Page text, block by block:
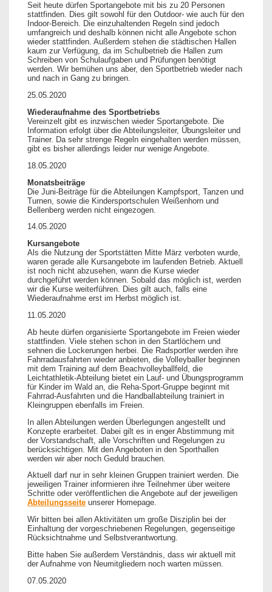
Seit heute dürfen Sportangebote mit bis zu 20 Personen
stattfinden. Dies gilt sowohl für den Outdoor- wie auch für den
Indoor-Bereich. Die einzuhaltenden Regeln sind jedoch
umfangreich und deshalb können nicht alle Angebote schon
wieder stattfinden. Außerdem stehen die städtischen Hallen
kaum zur Verfügung, da im Schulbetrieb die Hallen zum
Schreiben von Schulaufgaben und Prüfungen benötigt
werden. Wir bemühen uns aber, den Sportbetrieb wieder nach
und nach in Gang zu bringen.
25.05.2020
Wiederaufnahme des Sportbetriebs
Vereinzelt gibt es inzwischen wieder Sportangebote. Die
Information erfolgt über die Abteilungsleiter, Übungsleiter und
Trainer. Da sehr strenge Regeln eingehalten werden müssen,
gibt es bisher allerdings leider nur wenige Angebote.
18.05.2020
Monatsbeiträge
Die Juni-Beiträge für die Abteilungen Kampfsport, Tanzen und
Turnen, sowie die Kindersportschulen Weißenhorn und
Bellenberg werden nicht eingezogen.
14.05.2020
Kursangebote
Als die Nutzung der Sportstätten Mitte März verboten wurde,
waren gerade alle Kursangebote im laufenden Betrieb. Aktuell
ist noch nicht abzusehen, wann die Kurse wieder
durchgeführt werden können. Sobald das möglich ist, werden
wir die Kurse weiterführen. Dies gilt auch, falls eine
Wiederaufnahme erst im Herbst möglich ist.
11.05.2020
Ab heute dürfen organisierte Sportangebote im Freien wieder
stattfinden. Viele stehen schon in den Startlöchern und
sehnen die Lockerungen herbei. Die Radsportler werden ihre
Fahrradausfahrten wieder anbieten, die Volleyballer beginnen
mit dem Training auf dem Beachvolleyballfeld, die
Leichtathletik-Abteilung bietet ein Lauf- und Übungsprogramm
für Kinder im Wald an, die Reha-Sport-Gruppe beginnt mit
Fahrrad-Ausfahrten und die Handballabteilung trainiert in
Kleingruppen ebenfalls im Freien.
In allen Abteilungen werden Überlegungen angestellt und
Konzepte erarbeitet. Dabei gilt es in enger Abstimmung mit
der Vorstandschaft, alle Vorschriften und Regelungen zu
berücksichtigen. Mit den Angeboten in den Sporthallen
werden wir aber noch Geduld brauchen.
Aktuell darf nur in sehr kleinen Gruppen trainiert werden. Die
jeweiligen Trainer informieren ihre Teilnehmer über weitere
Schritte oder veröffentlichen die Angebote auf der jeweiligen
Abteilungsseite unserer Homepage.
Wir bitten bei allen Aktivitäten um große Disziplin bei der
Einhaltung der vorgeschriebenen Regelungen, gegenseitige
Rücksichtnahme und Selbstverantwortung.
Bitte haben Sie außerdem Verständnis, dass wir aktuell mit
der Aufnahme von Neumitgliedern noch warten müssen.
07.05.2020